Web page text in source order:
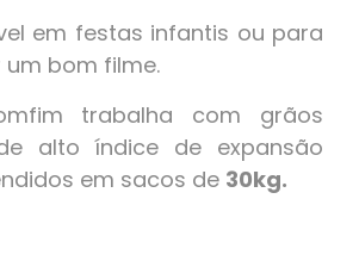
em festas infantis ou para
bom filme.
trabalha com grãos
alto índice de expansão
em sacos de 30kg.